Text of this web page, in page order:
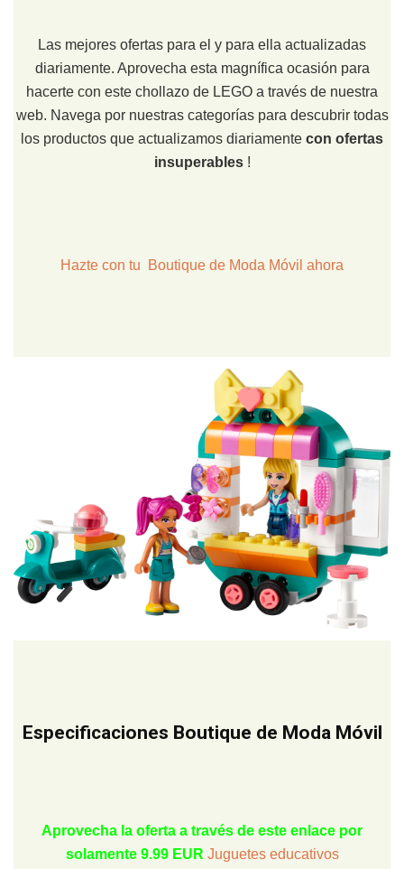
Las mejores ofertas para el y para ella actualizadas
diariamente. Aprovecha esta magnífica ocasión para
hacerte con este chollazo de LEGO a través de nuestra
web. Navega por nuestras categorías para descubrir todas
los productos que actualizamos diariamente con ofertas
insuperables!
Hazte con tu Boutique de Moda Móvil ahora
Especificaciones Boutique de Moda Móvil
Aprovecha la oferta a través de este enlace por
solamente 9.99 EUR Juguetes educativos